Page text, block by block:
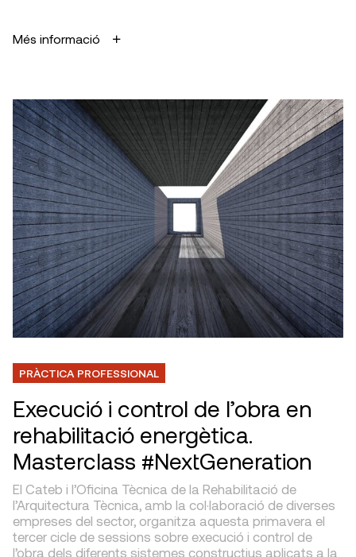
Més informació
PRÀCTICA PROFESSIONAL
Execució i control de l’obra en
rehabilitació energètica.
Masterclass #NextGeneration
El Cateb i l’Oficina Tècnica de la Rehabilitació de
l’Arquitectura Tècnica, amb la col·laboració de diverses
empreses del sector, organitza aquesta primavera el
tercer cicle de sessions sobre execució i control de
l’obra dels diferents sistemes constructius aplicats a la